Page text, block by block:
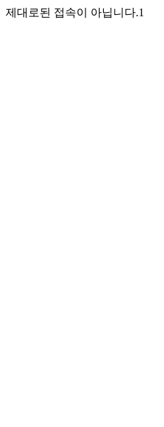
제대로된 접속이 아닙니다.1